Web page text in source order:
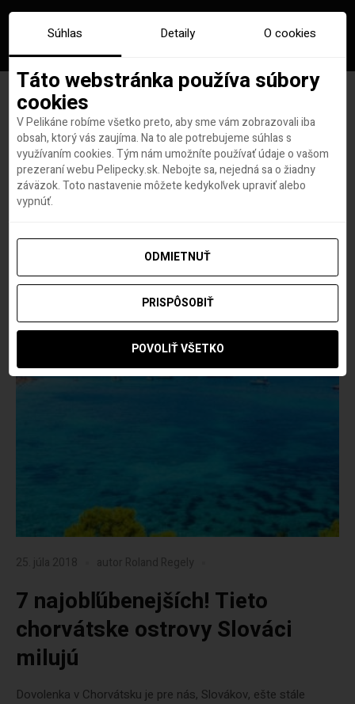
Značka:mljet
25. júla 2018 autor Roland Regely
7 najobľúbenejších! Tieto
chorvátske ostrovy Slováci
milujú
Dovolenka v Chorvátsku je pre nás, Slovákov, ešte stále
Súhlas Detaily O cookies
Táto webstránka používa súbory
cookies
V Pelikáne robíme všetko preto, aby sme vám zobrazovali iba
obsah, ktorý vás zaujíma. Na to ale potrebujeme súhlas s
využívaním cookies. Tým nám umožníte používať údaje o vašom
prezeraní webu Pelipecky.sk. Nebojte sa, nejedná sa o žiadny
záväzok. Toto nastavenie môžete kedykoľvek upraviť alebo
vypnúť.
ODMIETNUŤ
PRISPÔSOBIŤ
POVOLIŤ VŠETKO